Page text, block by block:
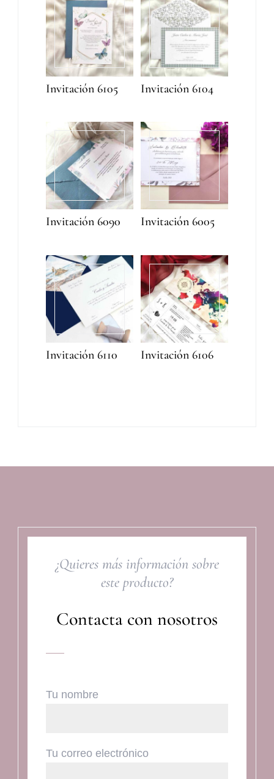
Invitación 6105 Invitación 6104
Invitación 6090 Invitación 6005
Invitación 6110 Invitación 6106
¿Quieres más información sobre
este producto?
Contacta con nosotros
Tu nombre
Tu correo electrónico